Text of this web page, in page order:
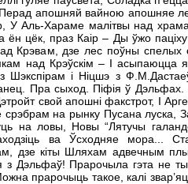
Перад апошняй вайною апошняе
У Аль-Хараме малітвы над
ён цёк, праз Каір – Ды ўжо
Крэвам, дзе лес поўны спелых
над Крэўскім – І асыпаюцца
Шэкспірам і Ніцшэ з
Пра сыход. Піфія ў Дэльфах.
свой апошні факстрот, І
срэбрам на рынку Пусана луска,
на ловы, Новы “Лятучы
ва Ўсходняе мора...
дзе кіты Шляхам адвечным
з Дэльфаў! Прарочыла гэта не
прарочыць такое, калі